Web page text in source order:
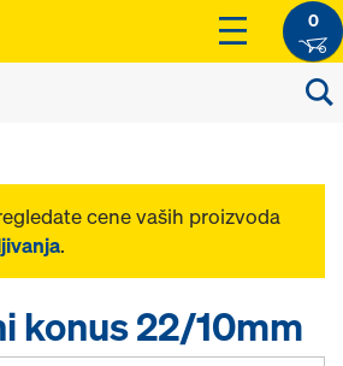
0
cene vaših proizvoda
.
konus 22/10mm